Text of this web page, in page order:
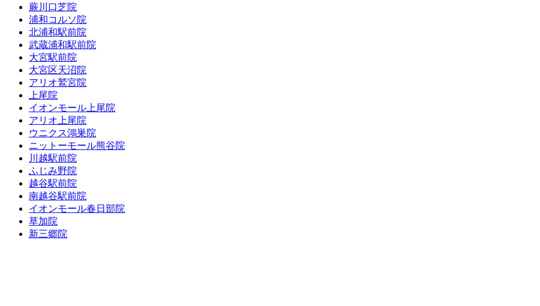
蕨川口芝院
浦和コルソ院
北浦和駅前院
武蔵浦和駅前院
大宮駅前院
大宮区天沼院
アリオ鷲宮院
上尾院
イオンモール上尾院
アリオ上尾院
ウニクス鴻巣院
ニットーモール熊谷院
川越駅前院
ふじみ野院
越谷駅前院
南越谷駅前院
イオンモール春日部院
草加院
新三郷院